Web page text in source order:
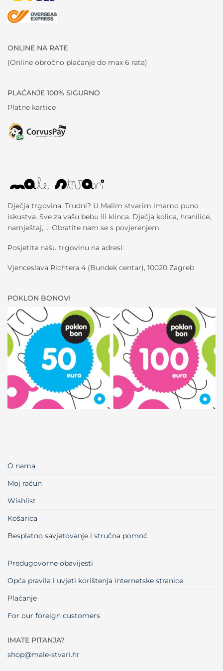
ONLINE NA RATE
(Online obročno plaćanje do max 6 rata)
PLAĆANJE 100% SIGURNO
Platne kartice
Dječja trgovina. Trudni? U Malim stvarim imamo puno
iskustva. Sve za vašu bebu ili klinca. Dječja kolica, hranilice,
namještaj, … Obratite nam se s povjerenjem.
Posjetite našu trgovinu na adresi:
Vjenceslava Richtera 4 (Bundek centar), 10020 Zagreb
POKLON BONOVI
O nama
Moj račun
Wishlist
Košarica
Besplatno savjetovanje i stručna pomoć
Predugovorne obavijesti
Opća pravila i uvjeti korištenja internetske stranice
Plaćanje
For our foreign customers
IMATE PITANJA?
shop@male-stvari.hr